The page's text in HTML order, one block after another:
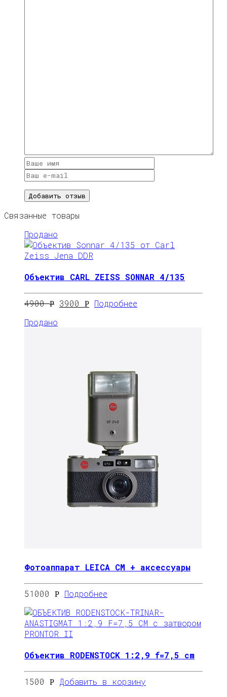
Связанные товары
Продано
Объектив CARL ZEISS SONNAR 4/135
4900Р 3900 Р
Подробнее
Продано
Фотоаппарат LEICA CM + аксессуары
51000 Р Подробнее
Объектив RODENSTOCK 1:2,9 f=7,5 cm
1500 Р
Добавить в корзину